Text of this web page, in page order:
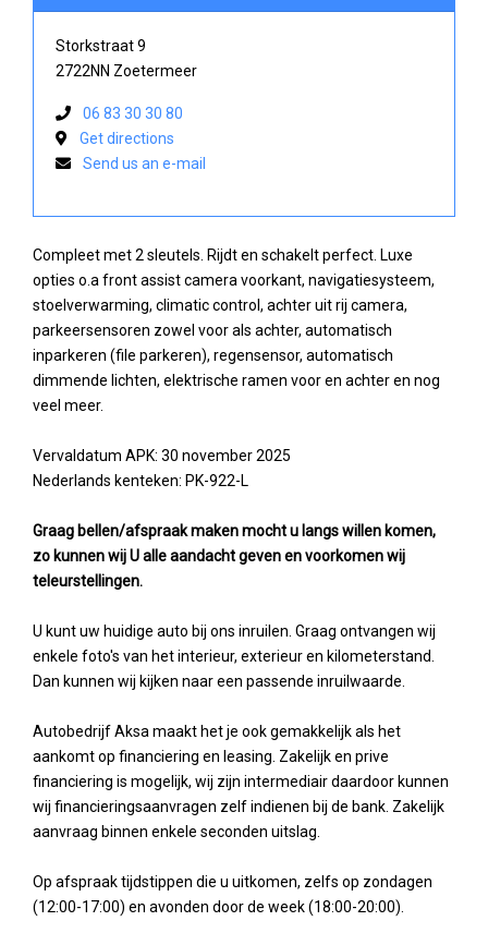
Compleet met 2 sleutels. Rijdt en schakelt perfect. Luxe
opties o.a front assist camera voorkant, navigatiesysteem,
stoelverwarming, climatic control, achter uit rij camera,
parkeersensoren zowel voor als achter, automatisch
inparkeren (file parkeren), regensensor, automatisch
dimmende lichten, elektrische ramen voor en achter en nog
veel meer.
Vervaldatum APK: 30 november 2025
Nederlands kenteken: PK-922-L
Graag bellen/afspraak maken mocht u langs willen komen,
zo kunnen wij U alle aandacht geven en voorkomen wij
teleurstellingen.
U kunt uw huidige auto bij ons inruilen. Graag ontvangen wij
enkele foto's van het interieur, exterieur en kilometerstand.
Dan kunnen wij kijken naar een passende inruilwaarde.
Autobedrijf Aksa maakt het je ook gemakkelijk als het
aankomt op financiering en leasing. Zakelijk en prive
financiering is mogelijk, wij zijn intermediair daardoor kunnen
wij financieringsaanvragen zelf indienen bij de bank. Zakelijk
aanvraag binnen enkele seconden uitslag.
Op afspraak tijdstippen die u uitkomen, zelfs op zondagen
(12:00-17:00) en avonden door de week (18:00-20:00).
Storkstraat 9
2722NN Zoetermeer
06 83 30 30 80
Get directions
Send us an e-mail